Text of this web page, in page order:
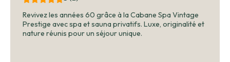
Revivez les années 60 grâce à la Cabane Spa Vintage
Prestige avec spa et sauna privatifs. Luxe, originalité et
nature réunis pour un séjour unique.